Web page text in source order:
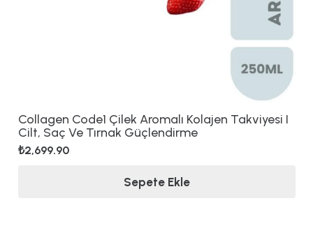
Collagen Code1 Çilek Aromalı Kolajen Takviyesi I
Cilt, Saç Ve Tırnak Güçlendirme
₺2,699.90
Sepete Ekle